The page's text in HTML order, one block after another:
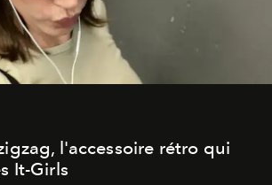
l'accessoire rétro qui
It-Girls